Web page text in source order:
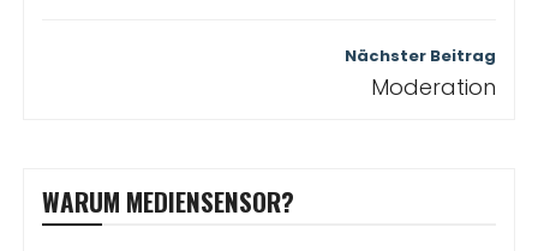
Nächster Beitrag
Moderation
WARUM MEDIENSENSOR?